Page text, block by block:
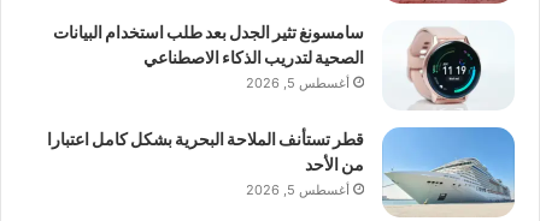
سامسونغ تثير الجدل بعد طلب استخدام البيانات
الصحية لتدريب الذكاء الاصطناعي
أغسطس 5, 2026
قطر تستأنف الملاحة البحرية بشكل كامل اعتبارا
من الأحد
أغسطس 5, 2026